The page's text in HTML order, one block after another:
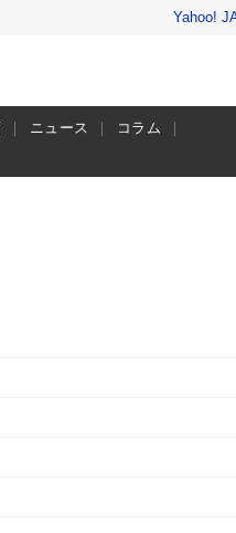
Yahoo!
ニュース
コラム